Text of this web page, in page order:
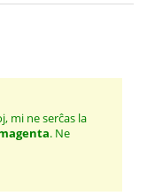
mi ne serĉas la
. Ne